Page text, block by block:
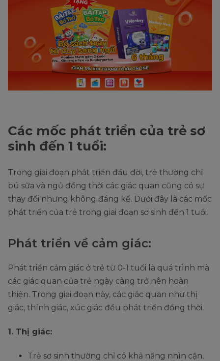
Các mốc phát triển của trẻ sơ
sinh đến 1 tuổi:
Trong giai đoạn phát triển đầu đời, trẻ thường chỉ
bú sữa và ngủ đồng thời các giác quan cũng có sự
thay đổi nhưng không đáng kể. Dưới đây là các mốc
phát triển của trẻ trong giai đoạn sơ sinh đến 1 tuổi.
Phát triển về cảm giác:
Phát triển cảm giác ở trẻ từ 0-1 tuổi là quá trình mà
các giác quan của trẻ ngày càng trở nên hoàn
thiện. Trong giai đoạn này, các giác quan như thị
giác, thính giác, xúc giác đều phát triển đồng thời.
1. Thị giác:
Trẻ sơ sinh thường chỉ có khả năng nhìn cận,